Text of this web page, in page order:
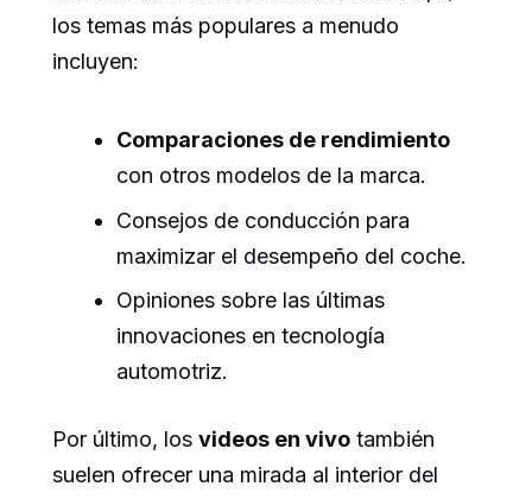
los temas más populares a menudo
incluyen:
Comparaciones de rendimiento
con otros modelos de la marca.
Consejos de conducción para
maximizar el desempeño del coche.
Opiniones sobre las últimas
innovaciones en tecnología
automotriz.
Por último, los videos en vivo también
suelen ofrecer una mirada al interior del